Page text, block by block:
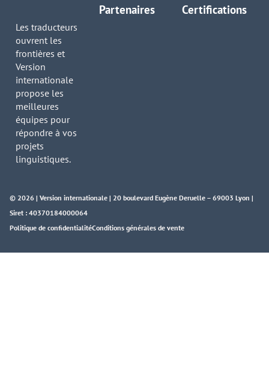
Les traducteurs
ouvrent les
frontières et
Version
internationale
propose les
meilleures
équipes pour
répondre à vos
projets
linguistiques.
Partenaires Certifications
© 2026 | Version internationale | 20 boulevard Eugène Deruelle – 69003 Lyon |
Siret : 40370184000064
Politique de confidentialitéConditions générales de vente